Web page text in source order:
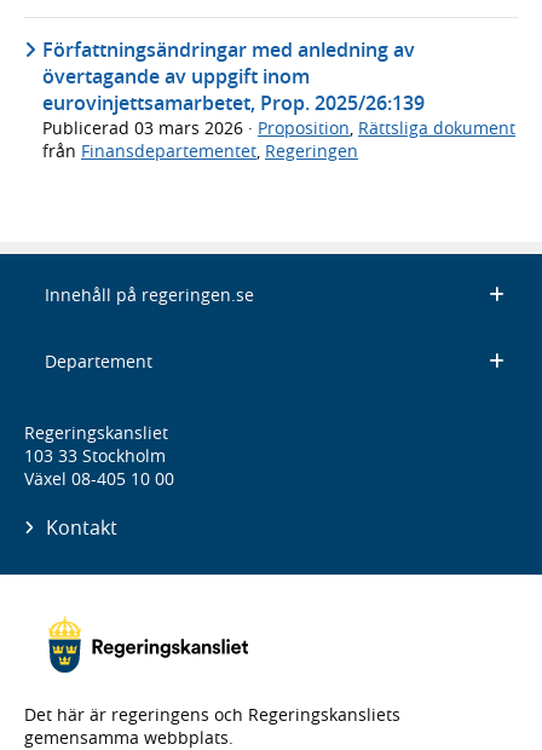
Författningsändringar med anledning av
övertagande av uppgift inom
eurovinjettsamarbetet, Prop. 2025/26:139
Publicerad 03 mars 2026 · Proposition, Rättsliga dokument
från Finansdepartementet, Regeringen
Innehåll på regeringen.se
Departement
Regeringskansliet
103 33 Stockholm
Växel 08-405 10 00
Kontakt
Det här är regeringens och Regeringskansliets
gemensamma webbplats.